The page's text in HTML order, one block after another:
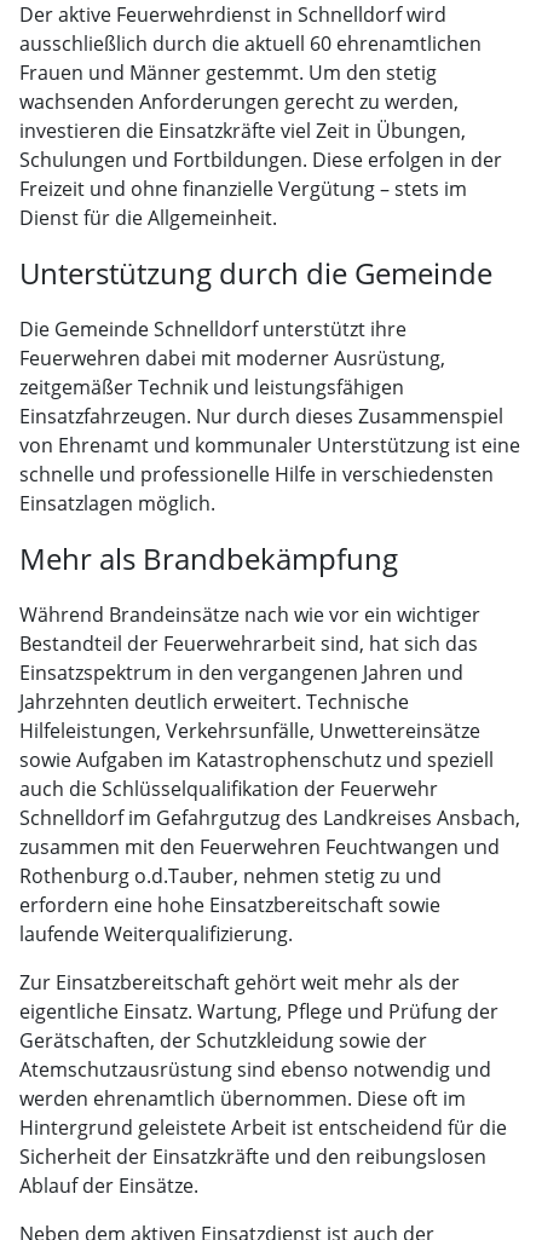
Der aktive Feuerwehrdienst in Schnelldorf wird
ausschließlich durch die aktuell 60 ehrenamtlichen
Frauen und Männer gestemmt. Um den stetig
wachsenden Anforderungen gerecht zu werden,
investieren die Einsatzkräfte viel Zeit in Übungen,
Schulungen und Fortbildungen. Diese erfolgen in der
Freizeit und ohne finanzielle Vergütung – stets im
Dienst für die Allgemeinheit.
Unterstützung durch die Gemeinde
Die Gemeinde Schnelldorf unterstützt ihre
Feuerwehren dabei mit moderner Ausrüstung,
zeitgemäßer Technik und leistungsfähigen
Einsatzfahrzeugen. Nur durch dieses Zusammenspiel
von Ehrenamt und kommunaler Unterstützung ist eine
schnelle und professionelle Hilfe in verschiedensten
Einsatzlagen möglich.
Mehr als Brandbekämpfung
Während Brandeinsätze nach wie vor ein wichtiger
Bestandteil der Feuerwehrarbeit sind, hat sich das
Einsatzspektrum in den vergangenen Jahren und
Jahrzehnten deutlich erweitert. Technische
Hilfeleistungen, Verkehrsunfälle, Unwettereinsätze
sowie Aufgaben im Katastrophenschutz und speziell
auch die Schlüsselqualifikation der Feuerwehr
Schnelldorf im Gefahrgutzug des Landkreises Ansbach,
zusammen mit den Feuerwehren Feuchtwangen und
Rothenburg o.d.Tauber, nehmen stetig zu und
erfordern eine hohe Einsatzbereitschaft sowie
laufende Weiterqualifizierung.
Zur Einsatzbereitschaft gehört weit mehr als der
eigentliche Einsatz. Wartung, Pflege und Prüfung der
Gerätschaften, der Schutzkleidung sowie der
Atemschutzausrüstung sind ebenso notwendig und
werden ehrenamtlich übernommen. Diese oft im
Hintergrund geleistete Arbeit ist entscheidend für die
Sicherheit der Einsatzkräfte und den reibungslosen
Ablauf der Einsätze.
Neben dem aktiven Einsatzdienst ist auch der